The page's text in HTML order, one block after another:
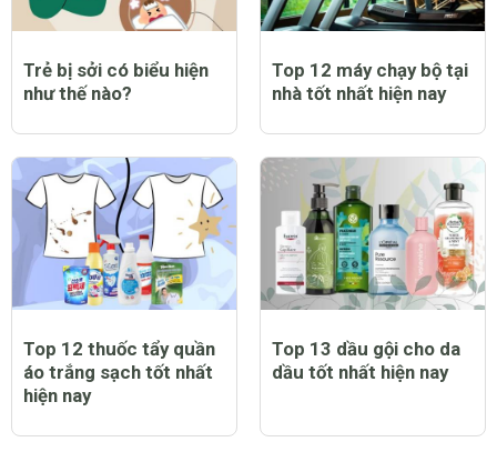
Trẻ bị sởi có biểu hiện
như thế nào?
Top 12 máy chạy bộ tại
nhà tốt nhất hiện nay
Top 12 thuốc tẩy quần
áo trắng sạch tốt nhất
hiện nay
Top 13 dầu gội cho da
dầu tốt nhất hiện nay